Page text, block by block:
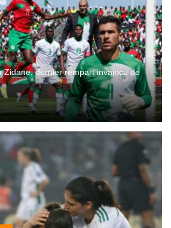
Zidane, dernier rempart invaincu de